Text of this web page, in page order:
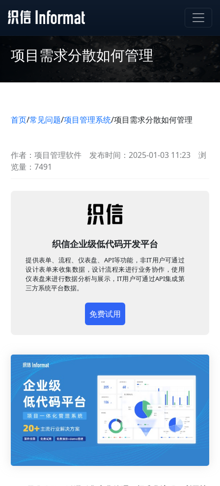
项目需求分散如何管理
首页/常见问题/项目管理系统/项目需求分散如何管理
作者：项目管理软件 发布时间：2025-01-03 11:23
浏
览量：7491
织信企业级低代码开发平台
提供表单、流程、仪表盘、API等功能，非IT用户可通过
设计表单来收集数据，设计流程来进行业务协作，使用
仪表盘来进行数据分析与展示，IT用户可通过API集成第
三方系统平台数据。
免费试用